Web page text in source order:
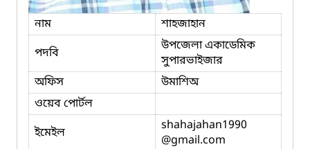
নাম
শাহজাহান
পদবি
উপজেলা একাডেমিক
সুপারভাইজার
অফিস
উমাশিঅ
ওয়েব পোর্টল
ইমেইল
shahajahan1990
@gmail.com